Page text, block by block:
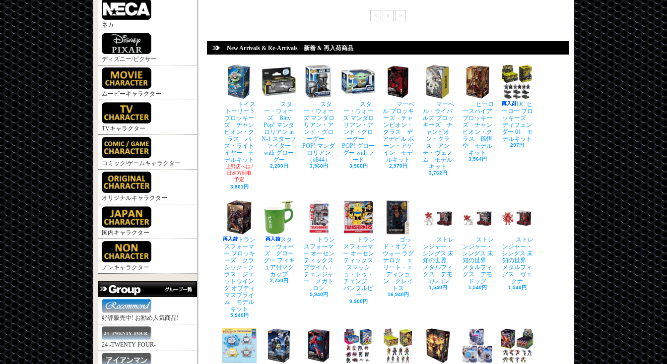
ネカ
ディズニー/ピクサー
ムービーキャラクター
TVキャラクター
コミック/ゲームキャラクター
オリジナルキャラクター
国内キャラクター
ノンキャラクター
好評販売中! お勧め人気商品!
24 -TWENTY FOUR-
< 1 >
New Arrivals & Re-Arrivals 新着 & 再入荷商品
トイス
トーリー 5
ブロッキー
ズ チャン
ピオン・ク
ラス バ
ズ・ライト
イヤー モ
デルキット
上野店へは7
日夕方到着
予定
3,861円
スタ
ー・ウォー
ズ Bitty
Pop! マンダ
ロリアン in
N-1 スターフ
ァイター
with グロー
グー
2,200円
スタ
ー・ウォー
ズ マンダロ
リアン・ア
ンド・グロ
ーグー
POP! マンダ
ロリアン
（#844）
3,960円
スタ
ー・ウォー
ズ マンダロ
リアン・ア
ンド・グロ
ーグー
POP! グロー
グー with フ
ード
3,960円
マーベ
ル ブロッキ
ーズ チャ
ンピオン・
クラス デ
アデビル ボ
ーン・アゲ
イン モデ
ルキット
2,970円
マーベ
ル・ライバ
ルズ ブロッ
キーズ チ
ャンピオ
ン・クラ
ス アン
チ・ヴェノ
ム モデル
キット
3,762円
ヒーロ
ースパイア
ブロッキー
ズ チャン
ピオン・ク
ラス 孫悟
空 モデル
キット
3,564円
DC ヒ
ーロー ブロ
ッキーズ
ディフェン
ダー 01 モ
デルキット
297円
トラン
スフォーマ
ー ブロッキ
ーズ クラ
シック・ク
ラス ジェ
ットウイン
グ オプティ
マスプライ
ム モデル
キット
5,940円
スタ
ー・ウォー
ズ グロー
グー フィギ
ュア付マグ
カップ
2,750円
トラン
スフォーマ
ー オーセン
ティックス
プライム・
チェンジャ
ー メガト
ロン
5,940円
トラン
スフォーマ
ー オーセン
ティックス
スマッシ
ュ・トゥ・
チェンジ
バンブルビ
ー
9,900円
ゴッ
ド・オブ・
ウォー ラグ
ナロク エ
リート・エ
ディショ
ン クレイ
トス
16,940円
ストレ
ンジャー・
シングス 未
知の世界
メタルフィ
グス デモ
ゴルゴン
1,540円
ストレ
ンジャー・
シングス 未
知の世界
メタルフィ
グス デモ
ドッグ
1,540円
ストレ
ンジャー・
シングス 未
知の世界
メタルフィ
グス ヴェ
クナ
1,540円